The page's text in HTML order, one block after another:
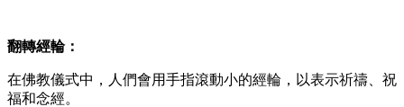
翻轉經輪：
在佛教儀式中，人們會用手指滾動小的經輪，以表示祈禱、祝
福和念經。